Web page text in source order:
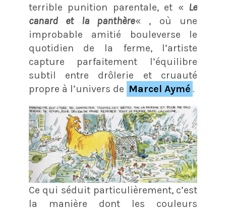
terrible punition parentale, et « Le
canard et la panthère« , où une
improbable amitié bouleverse le
quotidien de la ferme, l’artiste
capture parfaitement l’équilibre
subtil entre drôlerie et cruauté
propre à l’univers de Marcel Aymé .
Ce qui séduit particulièrement, c’est
la manière dont les couleurs